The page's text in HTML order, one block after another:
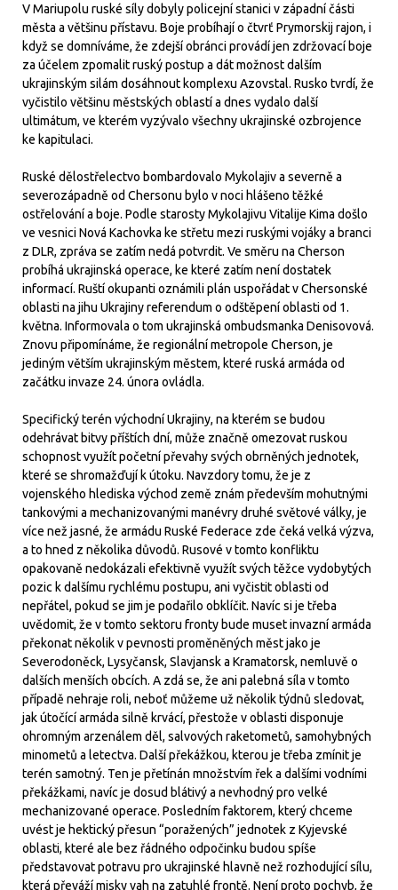
V Mariupolu ruské síly dobyly policejní stanici v západní části
města a většinu přístavu. Boje probíhají o čtvrť Prymorskij rajon, i
když se domníváme, že zdejší obránci provádí jen zdržovací boje
za účelem zpomalit ruský postup a dát možnost dalším
ukrajinským silám dosáhnout komplexu Azovstal. Rusko tvrdí, že
vyčistilo většinu městských oblastí a dnes vydalo další
ultimátum, ve kterém vyzývalo všechny ukrajinské ozbrojence
ke kapitulaci.
Ruské dělostřelectvo bombardovalo Mykolajiv a severně a
severozápadně od Chersonu bylo v noci hlášeno těžké
ostřelování a boje. Podle starosty Mykolajivu Vitalije Kima došlo
ve vesnici Nová Kachovka ke střetu mezi ruskými vojáky a branci
z DLR, zpráva se zatím nedá potvrdit. Ve směru na Cherson
probíhá ukrajinská operace, ke které zatím není dostatek
informací. Ruští okupanti oznámili plán uspořádat v Chersonské
oblasti na jihu Ukrajiny referendum o odštěpení oblasti od 1.
května. Informovala o tom ukrajinská ombudsmanka Denisovová.
Znovu připomínáme, že regionální metropole Cherson, je
jediným větším ukrajinským městem, které ruská armáda od
začátku invaze 24. února ovládla.
Specifický terén východní Ukrajiny, na kterém se budou
odehrávat bitvy příštích dní, může značně omezovat ruskou
schopnost využít početní převahy svých obrněných jednotek,
které se shromažďují k útoku. Navzdory tomu, že je z
vojenského hlediska východ země znám především mohutnými
tankovými a mechanizovanými manévry druhé světové války, je
více než jasné, že armádu Ruské Federace zde čeká velká výzva,
a to hned z několika důvodů. Rusové v tomto konfliktu
opakovaně nedokázali efektivně využít svých těžce vydobytých
pozic k dalšímu rychlému postupu, ani vyčistit oblasti od
nepřátel, pokud se jim je podařilo obklíčit. Navíc si je třeba
uvědomit, že v tomto sektoru fronty bude muset invazní armáda
překonat několik v pevnosti proměněných měst jako je
Severodoněck, Lysyčansk, Slavjansk a Kramatorsk, nemluvě o
dalších menších obcích. A zdá se, že ani palebná síla v tomto
případě nehraje roli, neboť můžeme už několik týdnů sledovat,
jak útočící armáda silně krvácí, přestože v oblasti disponuje
ohromným arzenálem děl, salvových raketometů, samohybných
minometů a letectva. Další překážkou, kterou je třeba zmínit je
terén samotný. Ten je přetínán množstvím řek a dalšími vodními
překážkami, navíc je dosud blátivý a nevhodný pro velké
mechanizované operace. Posledním faktorem, který chceme
uvést je hektický přesun “poražených” jednotek z Kyjevské
oblasti, které ale bez řádného odpočinku budou spíše
představovat potravu pro ukrajinské hlavně než rozhodující sílu,
která převáží misky vah na zatuhlé frontě. Není proto pochyb, že